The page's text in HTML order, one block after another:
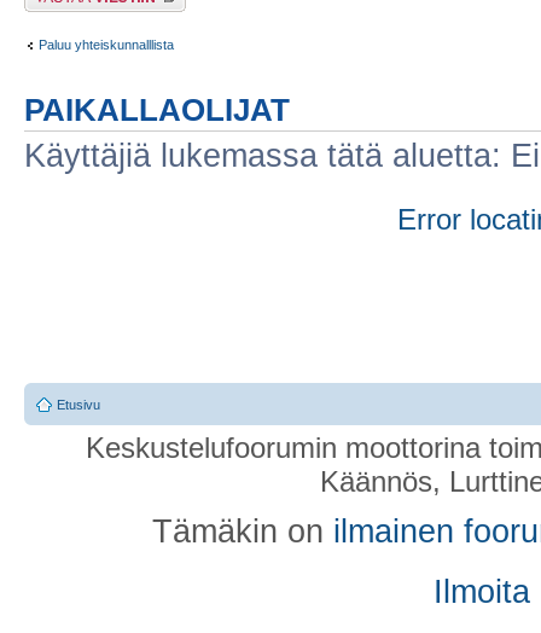
Paluu yhteiskunnalllista
PAIKALLAOLIJAT
Käyttäjiä lukemassa tätä aluetta:
Error
Etusivu
Keskustelufoorumin moottorina
Käännös,
Tämäkin on ilmainen